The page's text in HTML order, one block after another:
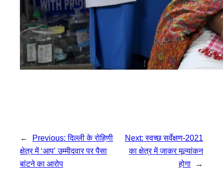
← Previous:दिल्ली के रोहिणी
क्षेत्र में ‘आप’ उम्मीदवार पर पैसा
बांटने का आरोप
Next:स्वच्छ सर्वेक्षण-2021
का क्षेत्र में जाकर मूल्यांकन
होगा
→